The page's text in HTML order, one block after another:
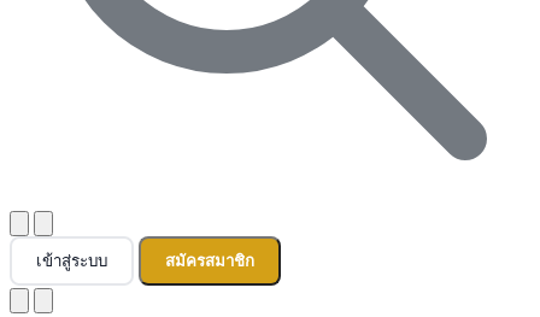
เข้าสู่ระบบ สมัครสมาชิก